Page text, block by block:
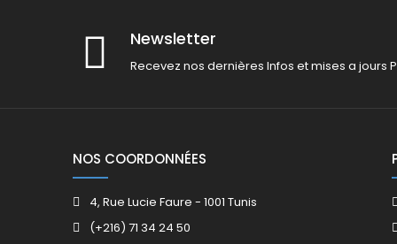
Newsletter
Recevez nos dernières Infos et mises a jours
NOS COORDONNÉES
4, Rue Lucie Faure - 1001 Tunis
(+216) 71 34 24 50